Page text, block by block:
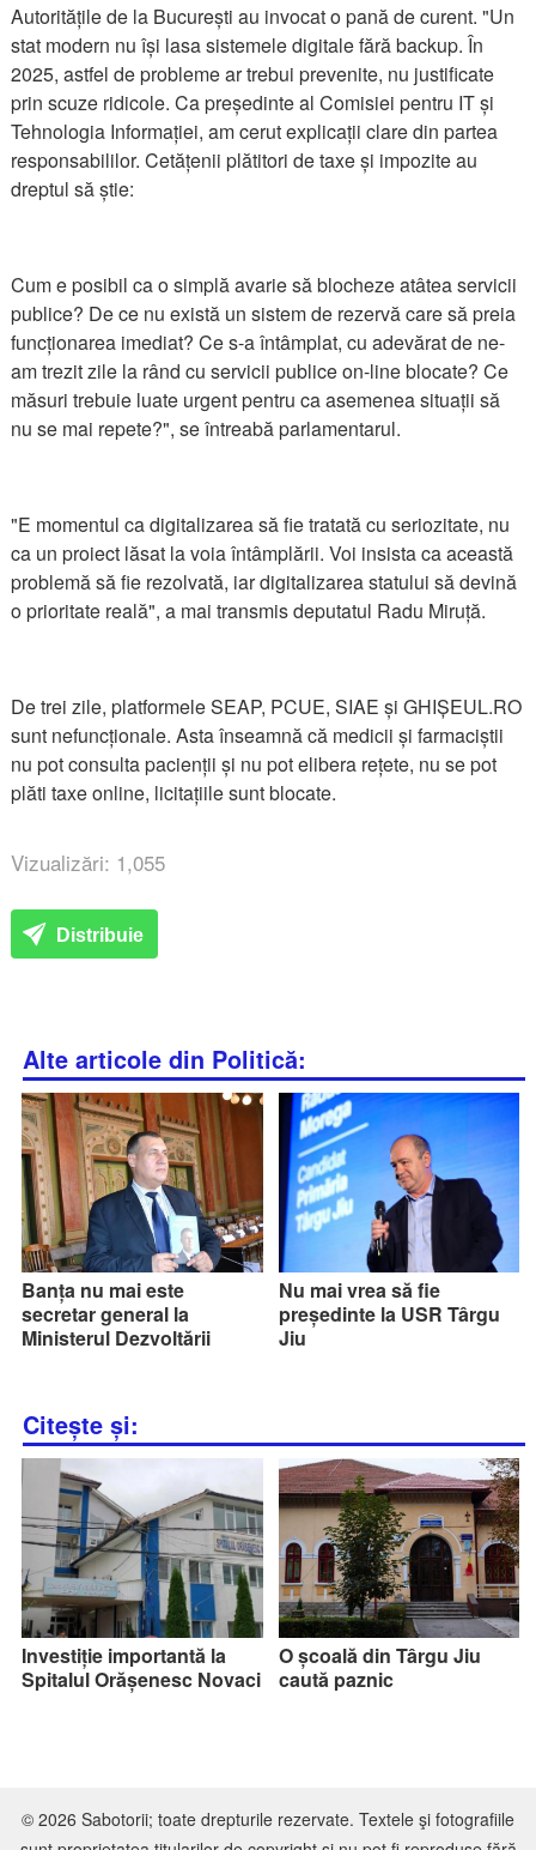
Autoritățile de la București au invocat o pană de curent. "Un
stat modern nu își lasa sistemele digitale fără backup. În
2025, astfel de probleme ar trebui prevenite, nu justificate
prin scuze ridicole. Ca președinte al Comisiei pentru IT și
Tehnologia Informației, am cerut explicații clare din partea
responsabililor. Cetățenii plătitori de taxe și impozite au
dreptul să știe:
Cum e posibil ca o simplă avarie să blocheze atâtea servicii
publice? De ce nu există un sistem de rezervă care să preia
funcționarea imediat? Ce s-a întâmplat, cu adevărat de ne-
am trezit zile la rând cu servicii publice on-line blocate? Ce
măsuri trebuie luate urgent pentru ca asemenea situații să
nu se mai repete?", se întreabă parlamentarul.
"E momentul ca digitalizarea să fie tratată cu seriozitate, nu
ca un proiect lăsat la voia întâmplării. Voi insista ca această
problemă să fie rezolvată, iar digitalizarea statului să devină
o prioritate reală", a mai transmis deputatul Radu Miruță.
De trei zile, platformele SEAP, PCUE, SIAE și GHIȘEUL.RO
sunt nefuncționale. Asta înseamnă că medicii și farmaciștii
nu pot consulta pacienții și nu pot elibera rețete, nu se pot
plăti taxe online, licitațiile sunt blocate.
Vizualizări: 1,055
Distribuie
Alte articole din Politică:
Banța nu mai este
secretar general la
Ministerul Dezvoltării
Nu mai vrea să fie
președinte la USR Târgu
Jiu
Citește și:
Investiție importantă la
Spitalul Orășenesc Novaci
O școală din Târgu Jiu
caută paznic
© 2026 Sabotorii; toate drepturile rezervate. Textele şi fotografiile